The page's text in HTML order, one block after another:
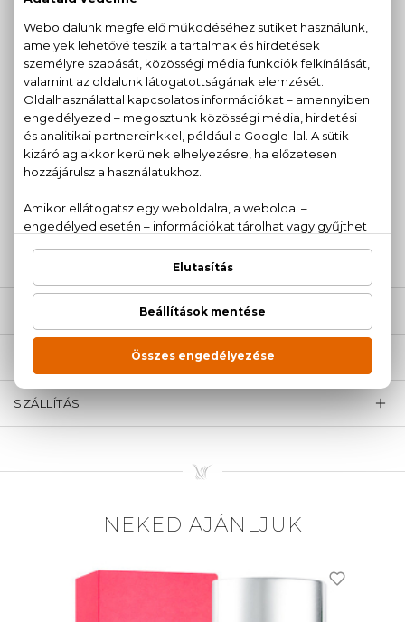
100 ml
15.140 Ft
KAPCSOLÓDÓ TERMÉKEK
100% eredeti termékek,14 napos visszaküldési
Kérdésed van, elakadtál? Hívd ügyfélszolgálatunkat:
20 779 1924
SZÁLLÍTÁS
NEKED AJÁNLJUK